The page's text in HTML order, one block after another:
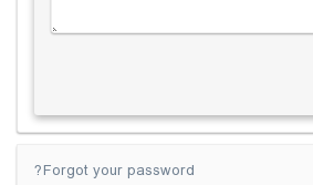
Forgot your password?